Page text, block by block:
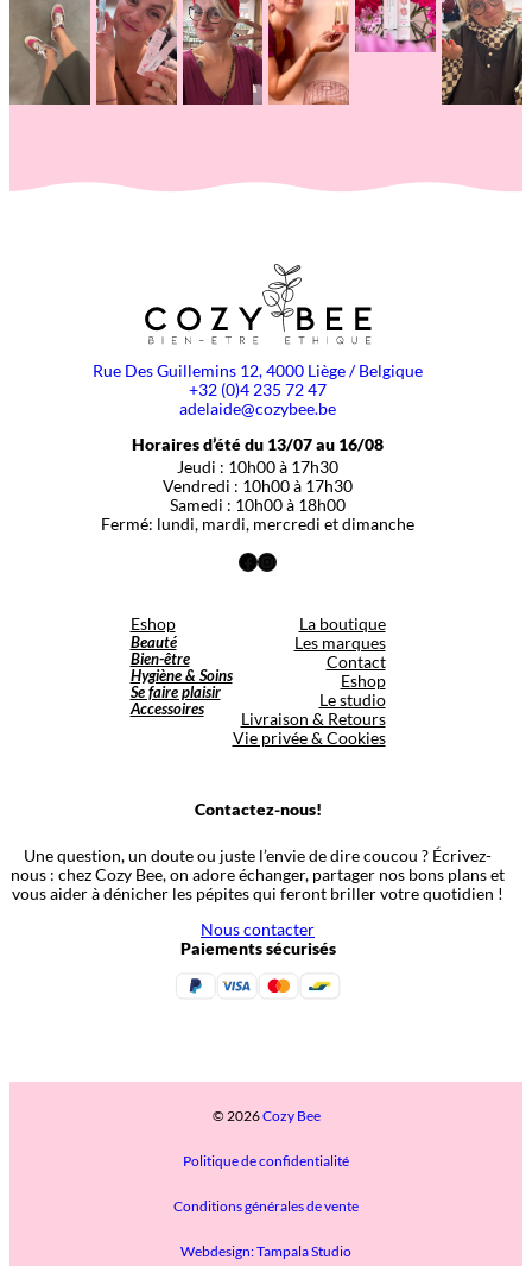
Rue Des Guillemins 12, 4000 Liège / Belgique
+32 (0)4 235 72 47
adelaide@cozybee.be
Horaires d’été du 13/07 au 16/08
Jeudi : 10h00 à 17h30
Vendredi : 10h00 à 17h30
Samedi : 10h00 à 18h00
Fermé: lundi, mardi, mercredi et dimanche
Facebook
Instagram
Eshop
Beauté
Bien-être
Hygiène & Soins
Se faire plaisir
Accessoires
La boutique
Les marques
Contact
Eshop
Le studio
Livraison & Retours
Vie privée & Cookies
Contactez-nous!
Une question, un doute ou juste l’envie de dire coucou ? Écrivez-
nous : chez Cozy Bee, on adore échanger, partager nos bons plans et
vous aider à dénicher les pépites qui feront briller votre quotidien !
Nous contacter
Paiements sécurisés
© 2026Cozy Bee
Politique de confidentialité
Conditions générales de vente
Webdesign: Tampala Studio